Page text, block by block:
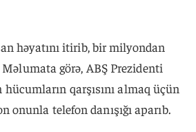
həyatını itirib, bir milyondan
görə, ABŞ Prezidenti
qarşısını almaq üçün
telefon danışığı aparıb.